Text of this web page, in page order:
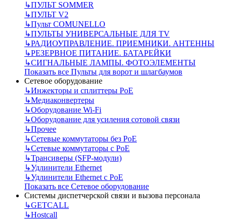
↳ПУЛЬТ SOMMER
↳ПУЛЬТ V2
↳Пульт СOMUNELLO
↳ПУЛЬТЫ УНИВЕРСАЛЬНЫЕ ДЛЯ TV
↳РАДИОУПРАВЛЕНИЕ. ПРИЕМНИКИ. АНТЕННЫ
↳РЕЗЕРВНОЕ ПИТАНИЕ. БАТАРЕЙКИ
↳СИГНАЛЬНЫЕ ЛАМПЫ. ФОТОЭЛЕМЕНТЫ
Показать все Пульты для ворот и шлагбаумов
Сетевое оборудование
↳Инжекторы и сплиттеры РоЕ
↳Медиаконвертеры
↳Оборудование Wi-Fi
↳Оборудование для усиления сотовой связи
↳Прочее
↳Сетевые коммутаторы без РоЕ
↳Сетевые коммутаторы с РоЕ
↳Трансиверы (SFP-модули)
↳Удлинители Ethernet
↳Удлинители Ethernet с PoE
Показать все Сетевое оборудование
Системы диспетчерской связи и вызова персонала
↳GETCALL
↳Hostcall